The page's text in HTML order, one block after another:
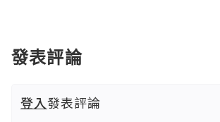
發表評論
登入發表評論